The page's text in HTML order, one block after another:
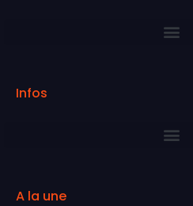
Infos
A la une